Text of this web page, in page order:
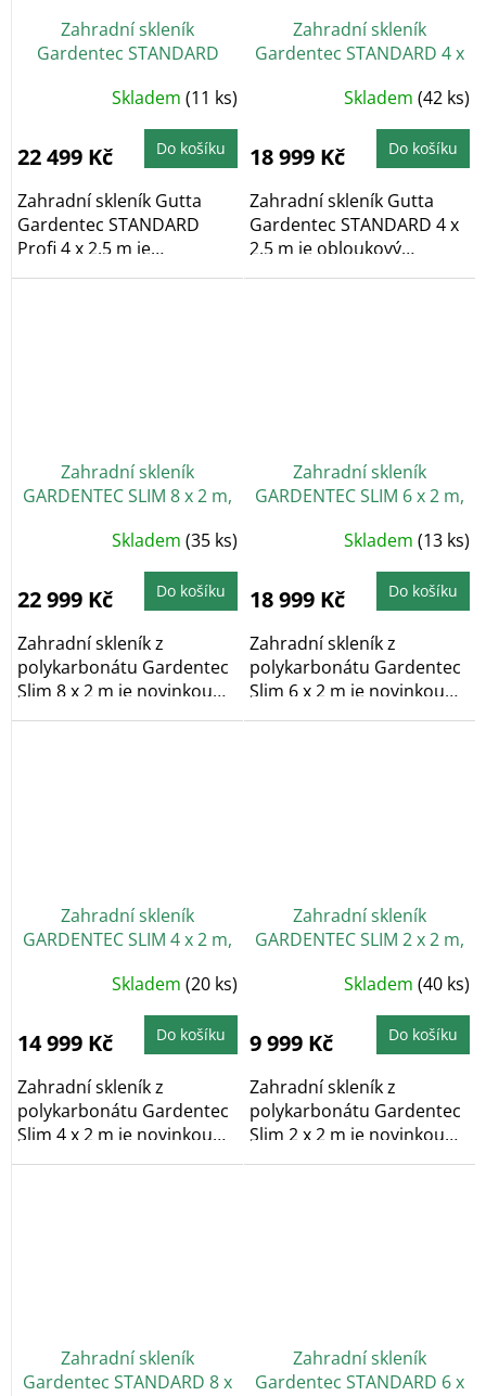
Zahradní skleník
Gardentec STANDARD
Průměrné
hodnocení
4,6
z
hvězdiček.
Skladem(11 ks)
22 499 Kč Do košíku
Zahradní skleník Gutta
Gardentec STANDARD
Profi 4 x 2,5 m je
obloukový zahradní...
Zahradní skleník
Gardentec STANDARD 4 x
Průměrné
hodnocení
4,8
z
hvězdiček.
Skladem(42 ks)
18 999 Kč Do košíku
Zahradní skleník Gutta
Gardentec STANDARD 4 x
2,5 m je obloukový
zahradní skleník,...
Zahradní skleník
GARDENTEC SLIM 8 x 2 m,
Skladem (35 ks)
22 999 Kč Do košíku
Zahradní skleník z
polykarbonátu Gardentec
Slim 8 x 2 m je novinkou
mezi obloukovými...
Zahradní skleník
GARDENTEC SLIM 6 x 2 m,
Skladem (13 ks)
18 999 Kč Do košíku
Zahradní skleník z
polykarbonátu Gardentec
Slim 6 x 2 m je novinkou
mezi obloukovými...
Zahradní skleník
GARDENTEC SLIM 4 x 2 m,
Průměrné
hodnocení
5,0
z
hvězdiček.
Skladem(20 ks)
14 999 Kč Do košíku
Zahradní skleník z
polykarbonátu Gardentec
Slim 4 x 2 m je novinkou
mezi obloukovými...
Zahradní skleník
GARDENTEC SLIM 2 x 2 m,
Skladem (40 ks)
9 999 Kč Do košíku
Zahradní skleník z
polykarbonátu Gardentec
Slim 2 x 2 m je novinkou
mezi obloukovými...
Zahradní skleník
Gardentec STANDARD 8 x
Zahradní skleník
Gardentec STANDARD 6 x